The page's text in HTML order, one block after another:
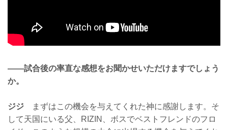
——試合後の率直な感想をお聞かせいただけますでしょう
か。
ジジ まずはこの機会を与えてくれた神に感謝します。そ
して天国にいる父、RIZIN、ボスでベストフレンドのフロ